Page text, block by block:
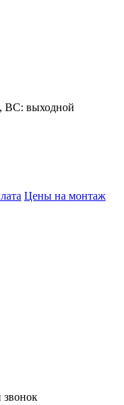
ВС: выходной
Цены на монтаж
звонок